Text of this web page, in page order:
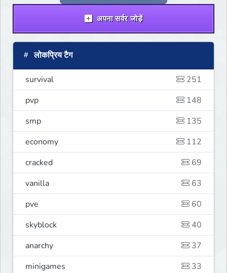
अपना सर्वर जोड़ें
लोकप्रिय टैग
survival
251
pvp
148
smp
135
economy
112
cracked
69
vanilla
63
pve
60
skyblock
40
anarchy
37
minigames
33